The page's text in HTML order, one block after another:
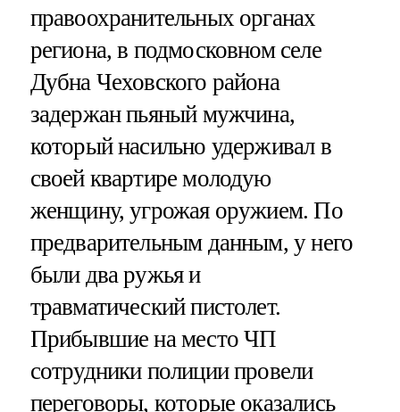
правоохранительных органах
региона, в подмосковном селе
Дубна Чеховского района
задержан пьяный мужчина,
который насильно удерживал в
своей квартире молодую
женщину, угрожая оружием. По
предварительным данным, у него
были два ружья и
травматический пистолет.
Прибывшие на место ЧП
сотрудники полиции провели
переговоры, которые оказались